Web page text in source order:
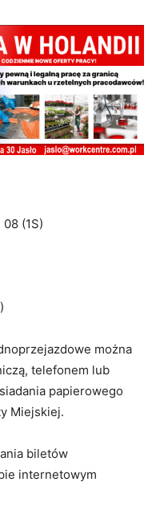
(1S)
można
telefonem lub
papierowego
Miejskiej.
biletów
internetowym